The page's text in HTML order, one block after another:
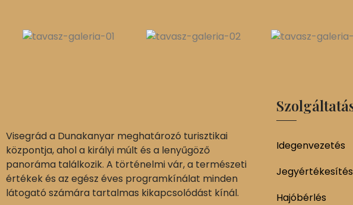
Visegrád a Dunakanyar meghatározó turisztikai
központja, ahol a királyi múlt és a lenyűgöző
panoráma találkozik. A történelmi vár, a természeti
értékek és az egész éves programkínálat minden
látogató számára tartalmas kikapcsolódást kínál.
Idegenvezetés
Jegyértékesítés
Hajóbérlés